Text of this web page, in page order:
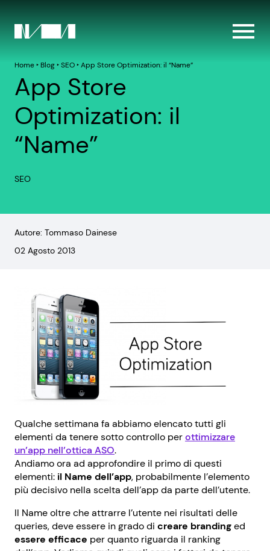
Home‣ Blog‣SEO‣App Store Optimization: il “Name”
App Store
Optimization: il
“Name”
SEO
Autore: Tommaso Dainese
02 Agosto 2013
Qualche settimana fa abbiamo elencato tutti gli
elementi da tenere sotto controllo perottimizzare
un’app nell’ottica ASO.
Andiamo ora ad approfondire il primo di questi
elementi: il Name dell’app, probabilmente l’elemento
più decisivo nella scelta dell’app da parte dell’utente.
Il Name oltre che attrarre l’utente nei risultati delle
queries, deve essere in grado di creare brandinged
essere efficace per quanto riguarda il ranking